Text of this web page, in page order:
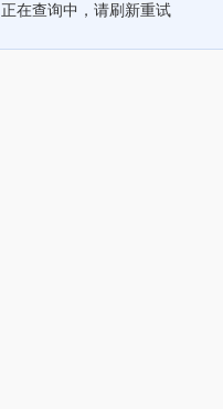
正在查询中，请刷新重试